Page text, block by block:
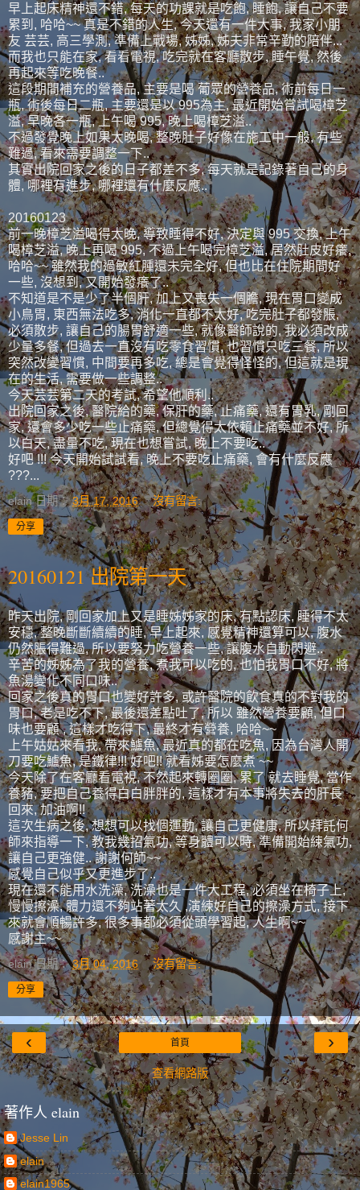
早上起床精神還不錯, 每天的功課就是吃飽, 睡飽, 讓自己不要
累到, 哈哈~~ 真是不錯的人生, 今天還有一件大事, 我家小朋
友 芸芸, 高三學測, 準備上戰場, 姊姊, 姊夫非常辛勤的陪伴...
而我也只能在家, 看看電視, 吃完就在客廳散步, 睡午覺, 然後
再起來等吃晚餐..
這段期間補充的營養品, 主要是喝 葡眾的營養品, 術前每日一
瓶, 術後每日二瓶, 主要還是以 995為主, 最近開始嘗試喝樟芝
溢, 早晚各一瓶, 上午喝 995, 晚上喝樟芝溢..
不過發覺晚上如果太晚喝, 整晚肚子好像在施工中一般, 有些
難過, 看來需要調整一下..
其實出院回家之後的日子都差不多, 每天就是記錄著自己的身
體, 哪裡有進步, 哪裡還有什麼反應..
20160123
前一晚樟芝溢喝得太晚, 導致睡得不好, 決定與 995 交換, 上午
喝樟芝溢, 晚上再喝 995, 不過上午喝完樟芝溢, 居然肚皮好癢,
哈哈~~ 雖然我的過敏紅腫還未完全好, 但也比在住院期間好
一些, 沒想到, 又開始發癢了..
不知道是不是少了半個肝, 加上又喪失一個膽, 現在胃口變成
小鳥胃, 東西無法吃多, 消化一直都不太好, 吃完肚子都發脹,
必須散步, 讓自己的腸胃舒適一些, 就像醫師說的, 我必須改成
少量多餐, 但過去一直沒有吃零食習慣, 也習慣只吃三餐, 所以
突然改變習慣, 中間要再多吃, 總是會覺得怪怪的, 但這就是現
在的生活, 需要做一些調整..
今天芸芸第二天的考試, 希望他順利..
出院回家之後, 醫院給的藥, 保肝的藥, 止痛藥, 還有胃乳, 剛回
家, 還會多少吃一些止痛藥, 但總覺得太依賴止痛藥並不好, 所
以白天, 盡量不吃, 現在也想嘗試, 晚上不要吃..
好吧 !!! 今天開始試試看, 晚上不要吃止痛藥, 會有什麼反應
???...
elain 日期：3月 17, 2016 沒有留言:
分享
20160121 出院第一天
昨天出院, 剛回家加上又是睡姊姊家的床, 有點認床, 睡得不太
安穩, 整晚斷斷續續的睡, 早上起來, 感覺精神還算可以, 腹水
仍然脹得難過, 所以要努力吃營養一些, 讓腹水自動閃避..
辛苦的姊姊為了我的營養, 煮我可以吃的, 也怕我胃口不好, 將
魚湯變化不同口味..
回家之後真的胃口也變好許多, 或許醫院的飲食真的不對我的
胃口, 老是吃不下, 最後還差點吐了, 所以 雖然營養要顧, 但口
味也要顧 , 這樣才吃得下, 最終才有營養, 哈哈~~
上午姑姑來看我, 帶來鱸魚, 最近真的都在吃魚, 因為台灣人開
刀要吃鱸魚, 是鐵律!!! 好吧!! 就看姊要怎麼煮 ~~
今天除了在客廳看電視, 不然起來轉圈圈, 累了 就去睡覺, 當作
養豬, 要把自己養得白白胖胖的, 這樣才有本事將失去的肝長
回來, 加油啊!!
這次生病之後, 想想可以找個運動, 讓自己更健康, 所以拜託何
師來指導一下, 教我幾招氣功, 等身體可以時, 準備開始練氣功,
讓自己更強健.. 謝謝何師~~
感覺自己似乎又更進步了..
現在還不能用水洗澡, 洗澡也是一件大工程, 必須坐在椅子上,
慢慢擦澡, 體力還不夠站著太久 ,演練好自己的擦澡方式, 接下
來就會順暢許多, 很多事都必須從頭學習起, 人生啊~~
感謝主~~
elain 日期：3月 04, 2016 沒有留言:
分享
‹ ›
首頁
查看網路版
著作人 elain
Jesse Lin
elain
elain1965